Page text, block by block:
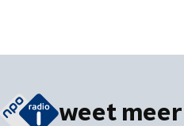
weet meer